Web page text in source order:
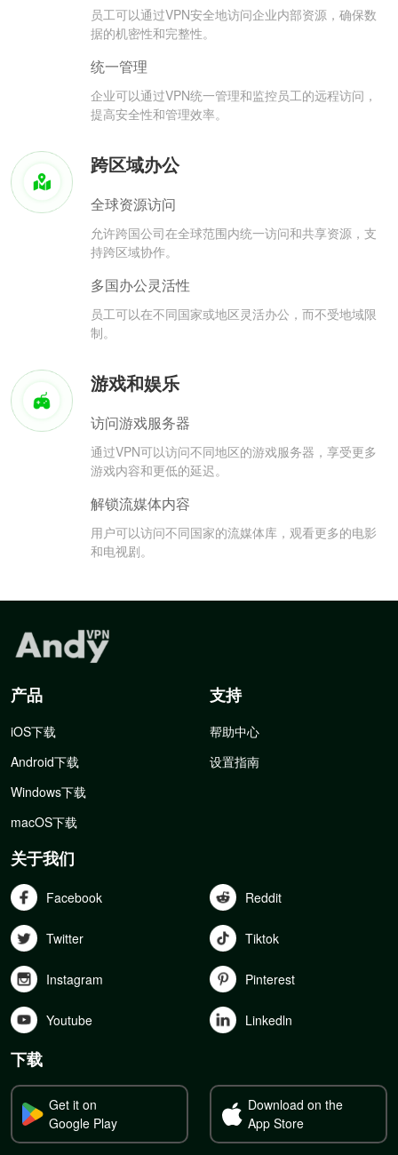
员工可以通过VPN安全地访问企业内部资源，确保数
据的机密性和完整性。
统一管理
企业可以通过VPN统一管理和监控员工的远程访问，
提高安全性和管理效率。
跨区域办公
全球资源访问
允许跨国公司在全球范围内统一访问和共享资源，支
持跨区域协作。
多国办公灵活性
员工可以在不同国家或地区灵活办公，而不受地域限
制。
游戏和娱乐
访问游戏服务器
通过VPN可以访问不同地区的游戏服务器，享受更多
游戏内容和更低的延迟。
解锁流媒体内容
用户可以访问不同国家的流媒体库，观看更多的电影
和电视剧。
产品
iOS下载
Android下载
Windows下载
macOS下载
支持
帮助中心
设置指南
关于我们
Facebook Reddit
Twitter Tiktok
Instagram Pinterest
Youtube Linkedln
下载
Get it on
Google Play
Download on the
App Store